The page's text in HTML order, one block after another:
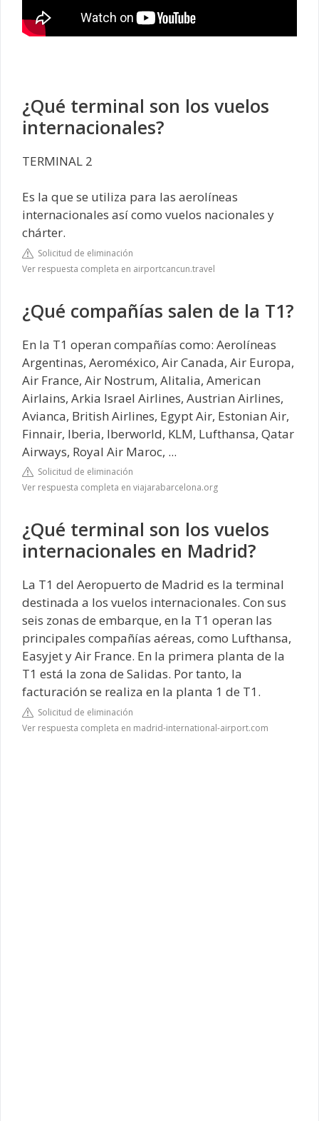
¿Qué terminal son los vuelos
internacionales?
TERMINAL 2
Es la que se utiliza para las aerolíneas
internacionales así como vuelos nacionales y
chárter.
Solicitud de eliminación
Ver respuesta completa en airportcancun.travel
¿Qué compañías salen de la T1?
En la T1 operan compañías como: Aerolíneas
Argentinas, Aeroméxico, Air Canada, Air Europa,
Air France, Air Nostrum, Alitalia, American
Airlains, Arkia Israel Airlines, Austrian Airlines,
Avianca, British Airlines, Egypt Air, Estonian Air,
Finnair, Iberia, Iberworld, KLM, Lufthansa, Qatar
Airways, Royal Air Maroc, ...
Solicitud de eliminación
Ver respuesta completa en viajarabarcelona.org
¿Qué terminal son los vuelos
internacionales en Madrid?
La T1 del Aeropuerto de Madrid es la terminal
destinada a los vuelos internacionales. Con sus
seis zonas de embarque, en la T1 operan las
principales compañías aéreas, como Lufthansa,
Easyjet y Air France. En la primera planta de la
T1 está la zona de Salidas. Por tanto, la
facturación se realiza en la planta 1 de T1.
Solicitud de eliminación
Ver respuesta completa en madrid-international-airport.com